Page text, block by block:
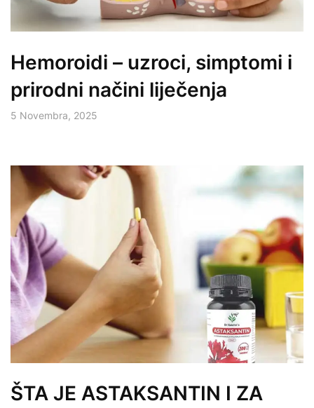
Hemoroidi – uzroci, simptomi i
prirodni načini liječenja
5 Novembra, 2025
ŠTA JE ASTAKSANTIN I ZA